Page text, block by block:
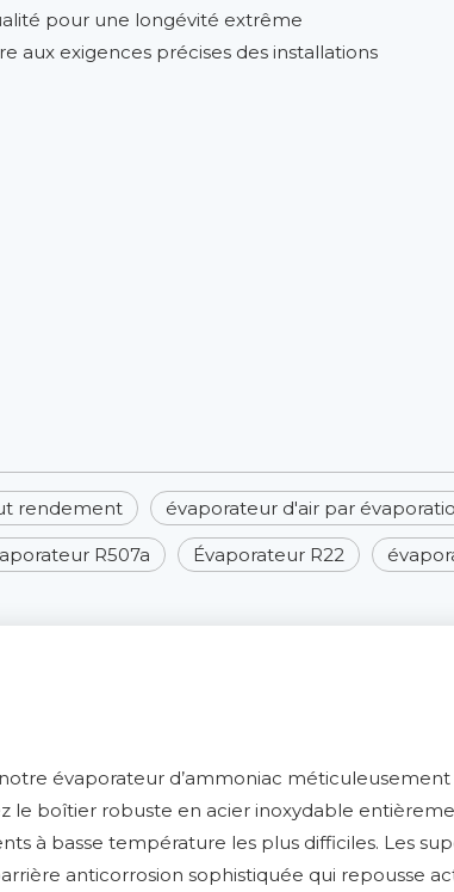
pour une longévité extrême
aux exigences précises des installations
rendement évaporateur d'air par
R507a Évaporateur R22
évaporateur d’ammoniac
le boîtier robuste en acier inoxydable
à basse température les plus difficiles. Les
anticorrosion sophistiquée qui repousse